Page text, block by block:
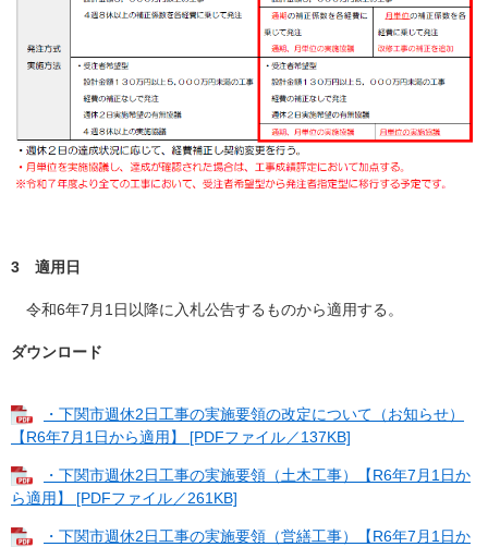
3 適用日
令和6年7月1日以降に入札公告するものから適用する。
ダウンロード
・下関市週休2日工事の実施要領の改定について（お知らせ）
【R6年7月1日から適用】 [PDFファイル／137KB]
・下関市週休2日工事の実施要領（土木工事）【R6年7月1日か
ら適用】 [PDFファイル／261KB]
・下関市週休2日工事の実施要領（営繕工事）【R6年7月1日か